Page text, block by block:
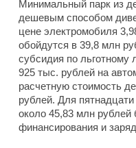
Минимальный парк из
дешевым способом
цене электромобиля
обойдутся в 39,8 млн
субсидия по льготному
925 тыс. рублей на
расчетную стоимость
рублей. Для
около 45,83 млн рублей
финансирования и